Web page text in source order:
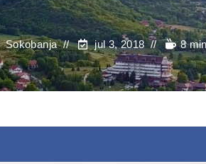
Sokobanja jul 3, 2018 8